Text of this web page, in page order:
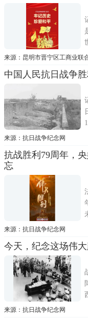
来源：昆明市晋宁区工商业联
中国人民抗日战争
来源：抗日战争纪念网
抗战胜利79周年，
忘
来源：抗日战争纪念网
今天，纪念这场伟大
来源：抗日战争纪念网